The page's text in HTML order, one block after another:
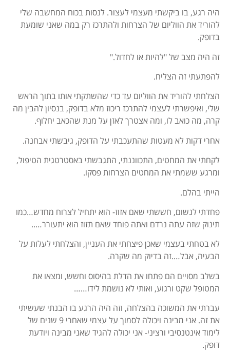
היה רגע, בו ביקשתי מעצמי לעצור. לנסות בכוח המחשבה שלי
להוריד את הווליום של הצרחות ולהתרכז רק במה שאני שומעת
בדופק.
זה היה מצב של "להיות או לחדול."
להפתעתי זה הצליח.
הצלחתי להוריד את הווליום עד כדי שהשתקתי אותו בתוך הראש
שלי, ואיפשרתי לעצמי להתרכז ריכוז מלא בדופק, בנסיון להבין מה
קרה, מה כואב לו, ומה אצטרך לאזן על מנת שהכאב יחלוף.
אחרי דקות לא מעטות שהתעכבתי על הדופק, גיבשתי אבחנה.
לקחתי את המחטים, התכווננתי, התגבשתי באסטרטגית הטיפול,
ומרגע ששמתי את המחטים הצרחות פסקו.
הייתי בהלם.
פחדתי לנשום, חששתי שאם אזוז- הוא יתחיל לצרוח מחדש…כמו
תינוק שזה עתה נרדם ואתה פוחד שאם תזוז הוא יתעורר…..
לא בטחתי בעצמי שאכן פיצחתי את העניין, והצלחתי לעלות על
הבעיה, אבל….זה בדיוק מה שקרה.
בשלב מסויים הם פתחו את הדלת בהיסוס וחשש, ומצאו את
המטופל שקט ורגוע, ואותי לא נושמת לידו……
עברתי את המשוכה בהצלחה, וזה היה הרגע בו הבנתי שעשיתי
את זה. אני מבינה ויכולה לסמוך על עצמי שאחרי 9 שנים של
לימוד אינטנסיבי ורציני- אני יכולה להגיד שאני מבינה ויודעת
דופק.